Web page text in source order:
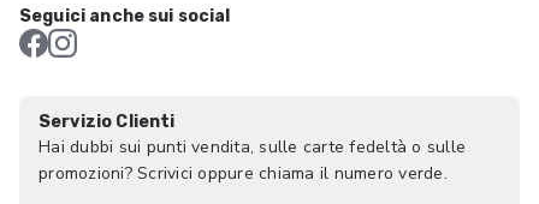
Seguici anche sui social
Servizio Clienti
Hai dubbi sui punti vendita, sulle carte fedeltà o sulle
promozioni? Scrivici oppure chiama il numero verde.